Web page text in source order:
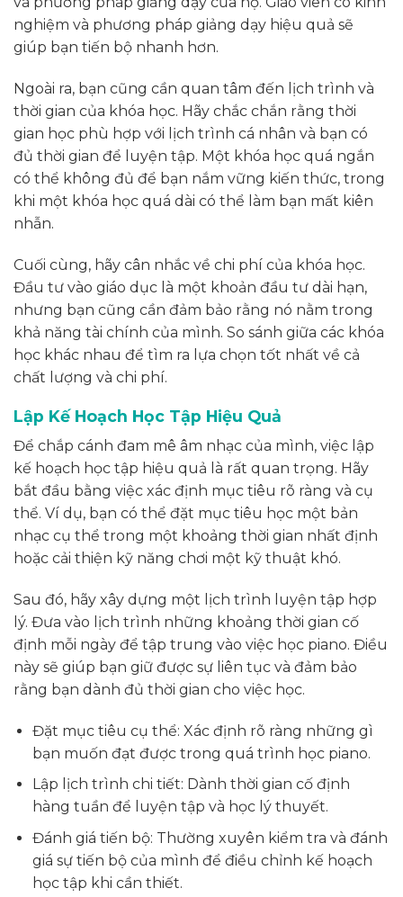
nghiệm và phương pháp giảng dạy hiệu quả sẽ
giúp bạn tiến bộ nhanh hơn.
Ngoài ra, bạn cũng cần quan tâm đến lịch trình và
thời gian của khóa học. Hãy chắc chắn rằng thời
gian học phù hợp với lịch trình cá nhân và bạn có
đủ thời gian để luyện tập. Một khóa học quá ngắn
có thể không đủ để bạn nắm vững kiến thức, trong
khi một khóa học quá dài có thể làm bạn mất kiên
nhẫn.
Cuối cùng, hãy cân nhắc về chi phí của khóa học.
Đầu tư vào giáo dục là một khoản đầu tư dài hạn,
nhưng bạn cũng cần đảm bảo rằng nó nằm trong
khả năng tài chính của mình. So sánh giữa các khóa
học khác nhau để tìm ra lựa chọn tốt nhất về cả
chất lượng và chi phí.
Lập Kế Hoạch Học Tập Hiệu Quả
Để chắp cánh đam mê âm nhạc của mình, việc lập
kế hoạch học tập hiệu quả là rất quan trọng. Hãy
bắt đầu bằng việc xác định mục tiêu rõ ràng và cụ
thể. Ví dụ, bạn có thể đặt mục tiêu học một bản
nhạc cụ thể trong một khoảng thời gian nhất định
hoặc cải thiện kỹ năng chơi một kỹ thuật khó.
Sau đó, hãy xây dựng một lịch trình luyện tập hợp
lý. Đưa vào lịch trình những khoảng thời gian cố
định mỗi ngày để tập trung vào việc học piano. Điều
này sẽ giúp bạn giữ được sự liên tục và đảm bảo
rằng bạn dành đủ thời gian cho việc học.
Đặt mục tiêu cụ thể: Xác định rõ ràng những gì
bạn muốn đạt được trong quá trình học piano.
Lập lịch trình chi tiết: Dành thời gian cố định
hàng tuần để luyện tập và học lý thuyết.
Đánh giá tiến bộ: Thường xuyên kiểm tra và đánh
giá sự tiến bộ của mình để điều chỉnh kế hoạch
học tập khi cần thiết.